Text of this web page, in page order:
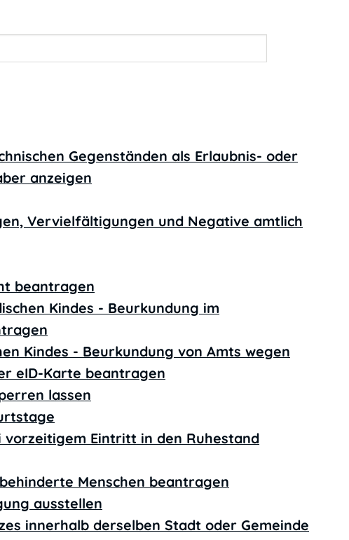
Gegenständen als Erlaubnis- oder
anzeigen
Vervielfältigungen und Negative amtlich
beantragen
Kindes - Beurkundung im
Kindes - Beurkundung von Amts wegen
eID-Karte beantragen
lassen
Eintritt in den Ruhestand
Menschen beantragen
ausstellen
innerhalb derselben Stadt oder Gemeinde